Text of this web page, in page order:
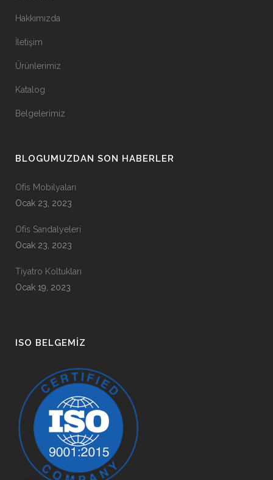
Hakkımızda
İletişim
Ürünlerimiz
Katalog
Belgelerimiz
BLOGUMUZDAN SON HABERLER
Ofis Mobilyaları
Ocak 23, 2023
Ofis Sandalyeleri
Ocak 23, 2023
Tiyatro Koltukları
Ocak 19, 2023
ISO BELGEMIZ